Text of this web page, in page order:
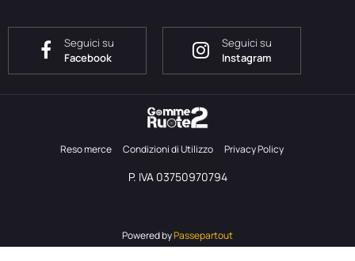
Seguici su
Facebook
Seguici su
Instagram
Reso merce Condizioni di Utilizzo Privacy Policy
P. IVA 03750970794
Powered byPassepartout